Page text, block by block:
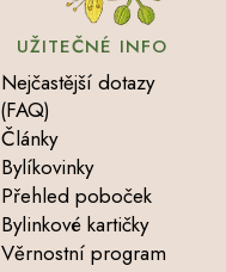
UŽITEČNÉ INFO
Nejčastější dotazy
(FAQ)
Články
Bylíkovinky
Přehled poboček
Bylinkové kartičky
Věrnostní program